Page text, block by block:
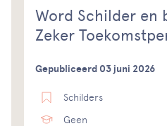
Word Schilder en
Zeker
Gepubliceerd 03 juni 2026
Schilders
Geen